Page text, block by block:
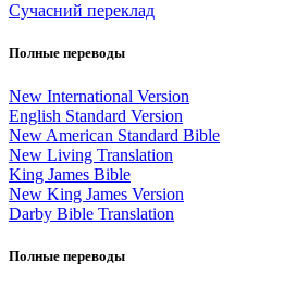
Сучасний переклад
Полные переводы
New International Version
English Standard Version
New American Standard Bible
New Living Translation
King James Bible
New King James Version
Darby Bible Translation
Полные переводы